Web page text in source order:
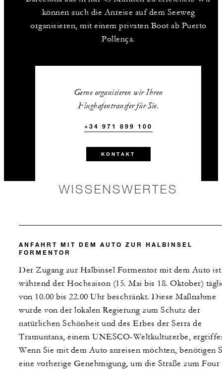
können auch die Anreise auf dem Seeweg
organisieren, mit einem privaten Boot ab Puerto
Pollença.
Gerne organisieren wir Ihren
Flughafentransfer für Sie.
+34 971 899 100
KONTAKT
WISSENSWERTES
ANFAHRT MIT DEM AUTO ZUR HALBINSEL
FORMENTOR
Der Zugang zur Halbinsel Formentor mit dem Auto ist
während der Hochsaison (15. Mai bis 18. Oktober)
von 10.00 bis 22.00 Uhr beschränkt. Diese Maßnahme
wurde von der lokalen Regierung zum Schutz der
natürlichen Schönheit und des Erbes der Serra de
Tramuntana, einem UNESCO-Weltkulturerbe,
Wenn Sie mit dem Auto anreisen möchten, benötigen
eine vorherige Genehmigung, um die Straße zum Four